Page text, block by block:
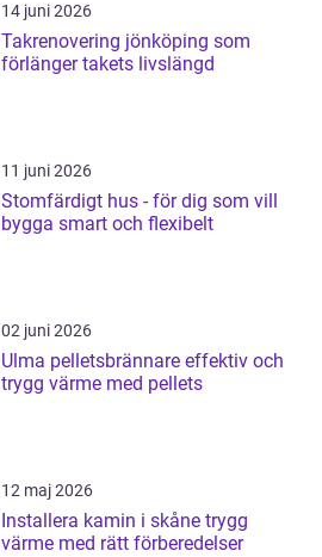
14 juni 2026
Takrenovering jönköping som
förlänger takets livslängd
11 juni 2026
Stomfärdigt hus - för dig som vill
bygga smart och flexibelt
02 juni 2026
Ulma pelletsbrännare effektiv och
trygg värme med pellets
12 maj 2026
Installera kamin i skåne trygg
värme med rätt förberedelser